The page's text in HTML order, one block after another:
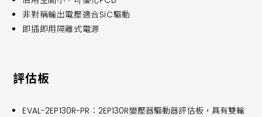
非對稱輸出電壓適合SiC驅動
即插即用隔離式電源
評估板
EVAL-2EP130R-PR：2EP130R變壓器驅動器評估板，具有雙輸